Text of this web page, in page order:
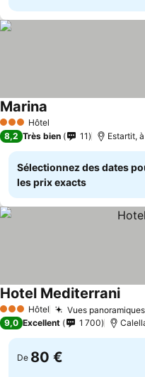
3 ÉtoilesHôtel
Marina
8,2 Très bien 11 Estartit,
Sélectionnez des dates
les prix exacts
3 ÉtoilesHôtel Vues
Hotel Mediterrani
9,0 Excellent 1 700
De 80 €